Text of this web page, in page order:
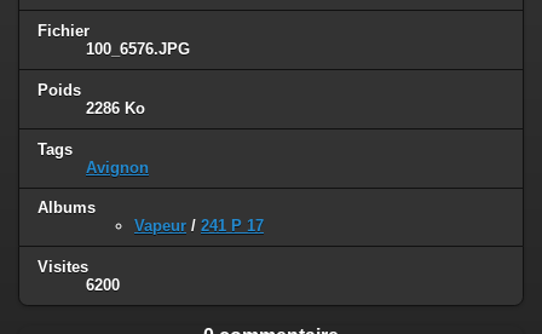
Fichier
100_6576.JPG
Poids
2286 Ko
Tags
Avignon
Albums
Vapeur / 241 P 17
Visites
6200